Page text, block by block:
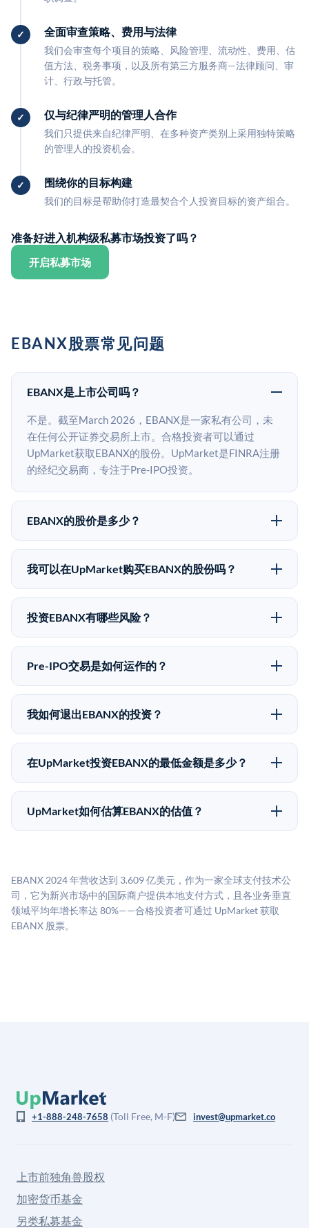
全面审查策略、费用与法律
我们会审查每个项目的策略、风险管理、流动性、费用、估
值方法、税务事项，以及所有第三方服务商—法律顾问、审
计、行政与托管。
仅与纪律严明的管理人合作
我们只提供来自纪律严明、在多种资产类别上采用独特策略
的管理人的投资机会。
围绕你的目标构建
我们的目标是帮助你打造最契合个人投资目标的资产组合。
准备好进入机构级私募市场投资了吗？
开启私募市场
EBANX股票常见问题
EBANX是上市公司吗？
不是。截至March 2026，EBANX是一家私有公司，未
在任何公开证券交易所上市。合格投资者可以通过
UpMarket获取EBANX的股份。UpMarket是FINRA注册
的经纪交易商，专注于Pre-IPO投资。
EBANX的股价是多少？
EBANX没有公开股价，因为它是一家私有公司。最近的
已知股价来自其最近一轮融资。 二级市场上的Pre-IPO
不同。
我可以在UpMarket购买EBANX的股份吗？
可以。合格投资者可以通过填写本页表单或在
upmarket.co创建账户来表达对EBANX股份的投资意
50,000美元。UpMarket是FINRA注册的经纪交易商，
自2019年以来已经纪超过5亿美元的另类投资。
投资EBANX有哪些风险？
Pre-IPO投资存在重大风险。EBANX的股份流动性低，
意味着没有公开市场可以快速出售。不存在确定的退出
好可能全部损失的准备。私有公司的估值在融资轮次之
间可能大幅波动。投资者应在投资前咨询其财务顾问并
Pre-IPO交易是如何运作的？
在Pre-IPO交易中，合格投资者通过二级市场平台从现有
股东（如员工、早期投资者或其他持有人）处购买股
为FINRA注册的经纪交易商促成这些交易，代表双方处
理合规、文件和结算事宜。
我如何退出EBANX的投资？
Pre-IPO持股主要有两种退出途径：在二级市场将股份出
售给其他买家，或持有直到公司完成IPO或被收购。两
市场条件。任何退出的时间都是不可预测的，投资者应
做好多年持有的准备。
在UpMarket投资EBANX的最低金额是多少？
UpMarket上大多数Pre-IPO产品的最低投资金额为
50,000美元。具体金额可能因产品和股份供应情况而有
UpMarket如何估算EBANX的估值？
司可比倍数应用私有公司折扣，以反映流动性不足和信
息不对称。此估值不构成投资建议，可能与实际交易价
格存在重大差异。
EBANX 2024 年营收达到 3.609 亿美元，作为一家全球支付技术公
司，它为新兴市场中的国际商户提供本地支付方式，且各业务垂直
领域平均年增长率达 80%——合格投资者可通过 UpMarket 获取
EBANX 股票。
+1-888-248-7658 (Toll Free, M-F) invest@upmarket.co
上市前独角兽股权
加密货币基金
另类私募基金